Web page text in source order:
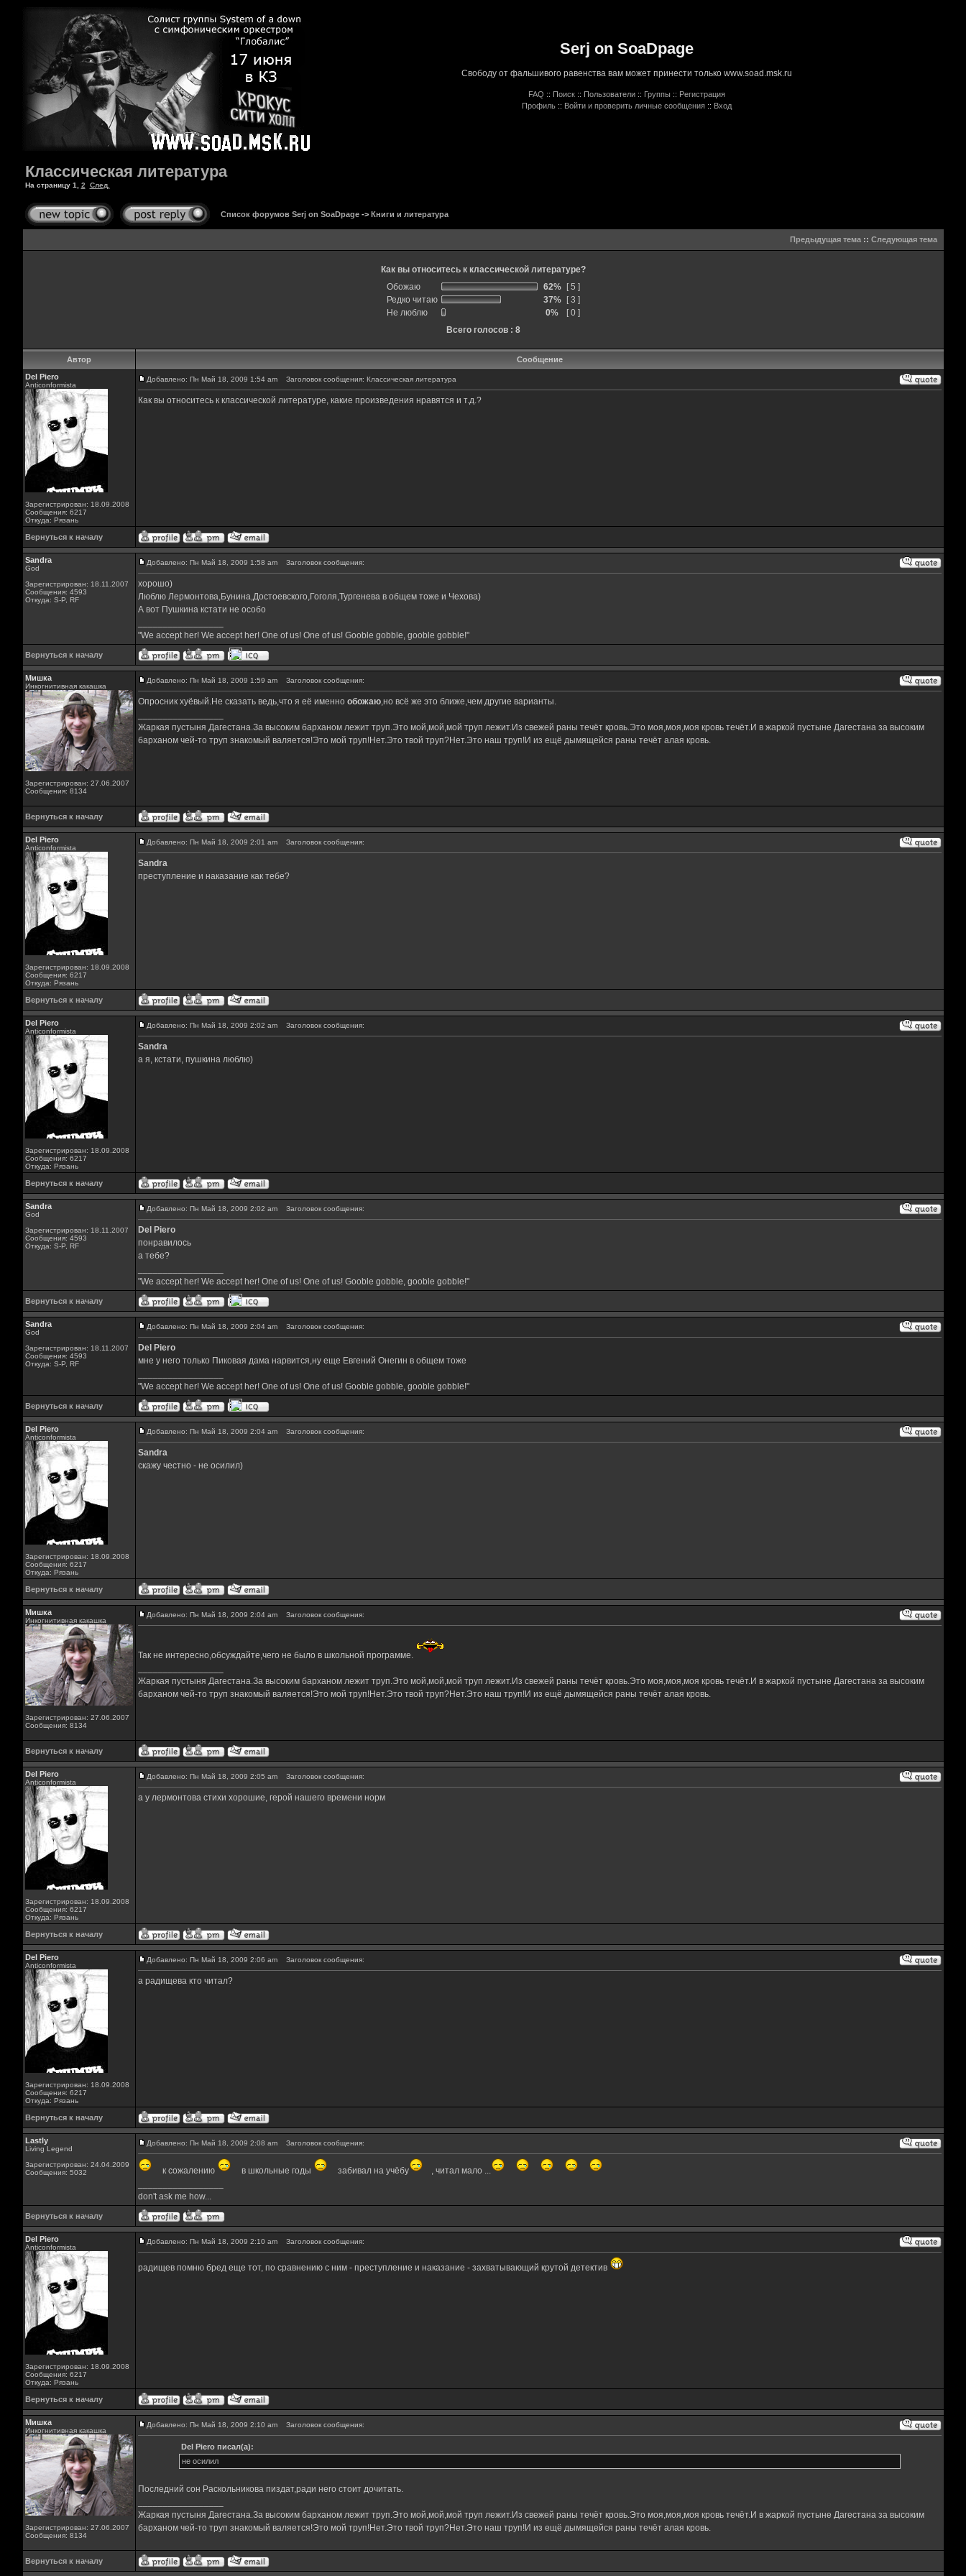
Serj on SoaDpage
Свободу от фальшивого равенства вам может принести только www.soad.msk.ru
FAQ :: Поиск :: Пользователи :: Группы :: Регистрация
Профиль :: Войти и проверить личные сообщения :: Вход
Классическая литература
На страницу 1 2 След.
Список форумов Serj on SoaDpage-> Книги и литература
Предыдущая тема:: Следующая тема
Как вы относитесь к классической литературе?
Обожаю
62%
[ 5 ]
Редко читаю
37%
[ 3 ]
Не люблю
0%
[ 0 ]
Всего голосов : 8
Автор
Сообщение
Del Piero
Аnticonformista
Зарегистрирован: 18.09.2008
Сообщения: 6217
Откуда: Рязань
Добавлено: Пн Май 18, 2009 1:54 am Заголовок сообщения: Классическая литература
Как вы относитесь к классической литературе, какие произведения нравятся и т.д.?
Вернуться к началу
Sandra
God
Зарегистрирован: 18.11.2007
Сообщения: 4593
Откуда: S-P, RF
Добавлено: Пн Май 18, 2009 1:58 am Заголовок сообщения:
хорошо)
Люблю Лермонтова,Бунина,Достоевского,Гоголя,Тургенева в общем тоже и Чехова)
А вот Пушкина кстати не особо
"We accept her! We accept her! One of us! One of us! Gooble gobble, gooble gobble!"
Вернуться к началу
Мишка
Инкогнитивная какашка
Зарегистрирован: 27.06.2007
Сообщения: 8134
Добавлено: Пн Май 18, 2009 1:59 am Заголовок сообщения:
Опросник хуёвый.Не сказать ведь,что я её именно обожаю,но всё же это ближе,чем другие варианты.
Жаркая пустыня Дагестана.За высоким барханом лежит труп.Это мой,мой,мой труп лежит.Из свежей раны течёт кровь.Это моя,моя,моя кровь течёт.И в жаркой пустыне Дагестана за высоким
барханом чей-то труп знакомый валяется!Это мой труп!Нет.Это твой труп?Нет.Это наш труп!И из ещё дымящейся раны течёт алая кровь.
Вернуться к началу
Del Piero
Аnticonformista
Зарегистрирован: 18.09.2008
Сообщения: 6217
Откуда: Рязань
Добавлено: Пн Май 18, 2009 2:01 am Заголовок сообщения:
Sandra
преступление и наказание как тебе?
Вернуться к началу
Del Piero
Аnticonformista
Зарегистрирован: 18.09.2008
Сообщения: 6217
Откуда: Рязань
Добавлено: Пн Май 18, 2009 2:02 am Заголовок сообщения:
Sandra
а я, кстати, пушкина люблю)
Вернуться к началу
Sandra
God
Зарегистрирован: 18.11.2007
Сообщения: 4593
Откуда: S-P, RF
Добавлено: Пн Май 18, 2009 2:02 am Заголовок сообщения:
Del Piero
понравилось
а тебе?
"We accept her! We accept her! One of us! One of us! Gooble gobble, gooble gobble!"
Вернуться к началу
Sandra
God
Зарегистрирован: 18.11.2007
Сообщения: 4593
Откуда: S-P, RF
Добавлено: Пн Май 18, 2009 2:04 am Заголовок сообщения:
Del Piero
мне у него только Пиковая дама нарвится,ну еще Евгений Онегин в общем тоже
"We accept her! We accept her! One of us! One of us! Gooble gobble, gooble gobble!"
Вернуться к началу
Del Piero
Аnticonformista
Зарегистрирован: 18.09.2008
Сообщения: 6217
Откуда: Рязань
Добавлено: Пн Май 18, 2009 2:04 am Заголовок сообщения:
Sandra
скажу честно - не осилил)
Вернуться к началу
Мишка
Инкогнитивная какашка
Зарегистрирован: 27.06.2007
Сообщения: 8134
Добавлено: Пн Май 18, 2009 2:04 am Заголовок сообщения:
Так не интересно,обсуждайте,чего не было в школьной программе.
Жаркая пустыня Дагестана.За высоким барханом лежит труп.Это мой,мой,мой труп лежит.Из свежей раны течёт кровь.Это моя,моя,моя кровь течёт.И в жаркой пустыне Дагестана за высоким
барханом чей-то труп знакомый валяется!Это мой труп!Нет.Это твой труп?Нет.Это наш труп!И из ещё дымящейся раны течёт алая кровь.
Вернуться к началу
Del Piero
Аnticonformista
Зарегистрирован: 18.09.2008
Сообщения: 6217
Откуда: Рязань
Добавлено: Пн Май 18, 2009 2:05 am Заголовок сообщения:
а у лермонтова стихи хорошие, герой нашего времени норм
Вернуться к началу
Del Piero
Аnticonformista
Зарегистрирован: 18.09.2008
Сообщения: 6217
Откуда: Рязань
Добавлено: Пн Май 18, 2009 2:06 am Заголовок сообщения:
а радищева кто читал?
Вернуться к началу
Lastly
Living Legend
Зарегистрирован: 24.04.2009
Сообщения: 5032
Добавлено: Пн Май 18, 2009 2:08 am Заголовок сообщения:
к сожалению в школьные годы забивал на учёбу
, читал мало ...
don't ask me how...
Вернуться к началу
Del Piero
Аnticonformista
Зарегистрирован: 18.09.2008
Сообщения: 6217
Откуда: Рязань
Добавлено: Пн Май 18, 2009 2:10 am Заголовок сообщения:
радищев помню бред еще тот, по сравнению с ним - преступление и наказание - захватывающий крутой детектив
Вернуться к началу
Мишка
Инкогнитивная какашка
Зарегистрирован: 27.06.2007
Сообщения: 8134
Добавлено: Пн Май 18, 2009 2:10 am Заголовок сообщения:
Del Piero писал(а):
не осилил
Последний сон Раскольникова пиздат,ради него стоит дочитать.
Жаркая пустыня Дагестана.За высоким барханом лежит труп.Это мой,мой,мой труп лежит.Из свежей раны течёт кровь.Это моя,моя,моя кровь течёт.И в жаркой пустыне Дагестана за высоким
барханом чей-то труп знакомый валяется!Это мой труп!Нет.Это твой труп?Нет.Это наш труп!И из ещё дымящейся раны течёт алая кровь.
Вернуться к началу